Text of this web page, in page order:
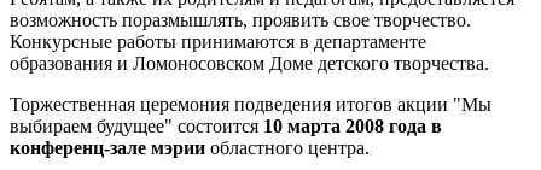
возможность поразмышлять, проявить свое творчество.
Конкурсные работы принимаются в департаменте
образования и Ломоносовском Доме детского творчества.
Торжественная церемония подведения итогов акции "Мы
выбираем будущее" состоится 10 марта 2008 года в
конференц-зале мэрии областного центра.